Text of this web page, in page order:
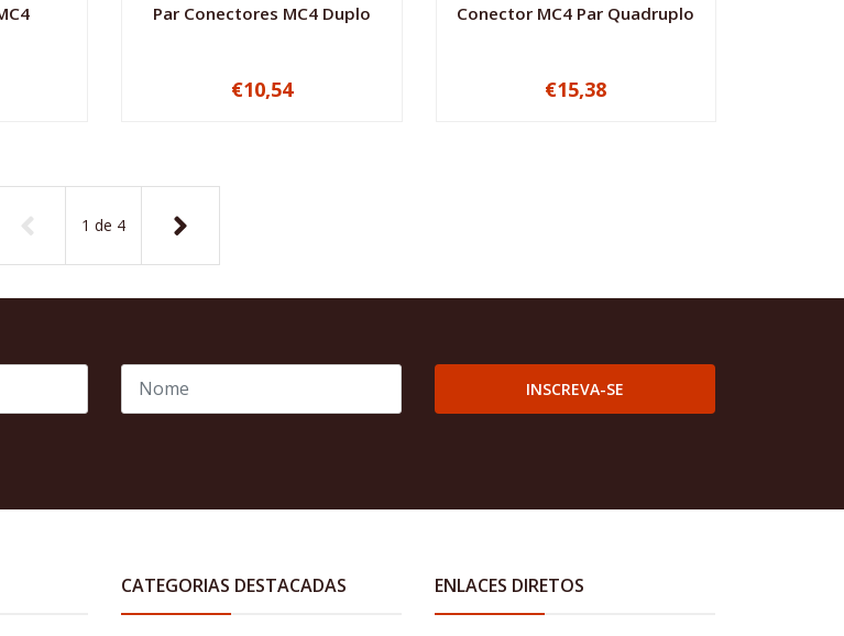
Par Conectores MC4 Duplo
+
€10,54
Conector MC4 Par Quadruplo
+
€15,38
1 de 4
INSCREVA-SE
CATEGORIAS DESTACADAS ENLACES DIRETOS